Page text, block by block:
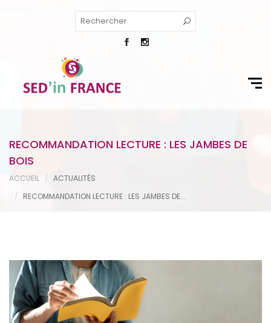
RECOMMANDATION LECTURE : LES JAMBES DE
BOIS
ACCUEIL
ACTUALITÉS
RECOMMANDATION LECTURE : LES JAMBES DE...